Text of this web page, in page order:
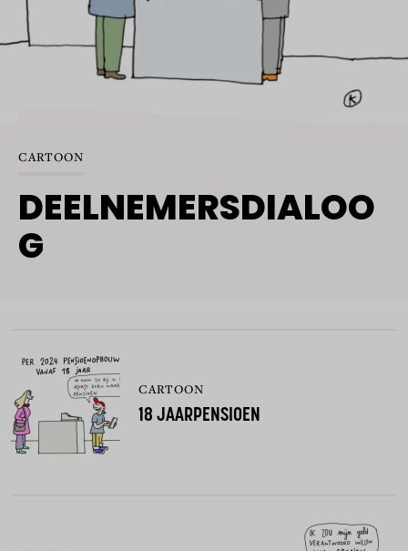
CARTOON
DEELNEMERSDIALOO
G
CARTOON
18 JAARPENSIOEN